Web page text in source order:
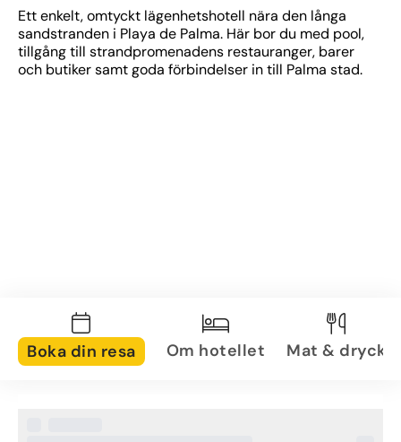
Ett enkelt, omtyckt lägenhetshotell nära den långa
sandstranden i Playa de Palma. Här bor du med pool,
tillgång till strandpromenadens restauranger, barer
och butiker samt goda förbindelser in till Palma stad.
Boka din resa Om hotellet Mat & dryck